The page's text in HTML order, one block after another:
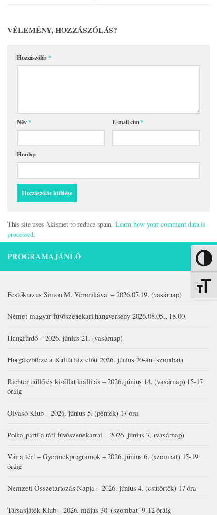
Nagy
VÉLEMÉNY, HOZZÁSZÓLÁS?
Hozzászólás*
Név* E-mail cím*
Honlap
This site uses Akismet to reduce spam. Learn how your comment data is
processed.
PROGRAMAJÁNLÓ
Festőkurzus Simon M. Veronikával – 2026.07.19. (vasárnap)
Német-magyar fúvószenekari hangverseny 2026.08.05., 18.00
Hangfürdő – 2026. június 21. (vasárnap)
Horgászbörze a Kultúrház előtt 2026. június 20-án (szombat)
Richter hüllő és kisállat kiállítás – 2026. június 14. (vasárnap) 15-17
óráig
Olvasó Klub – 2026. június 5. (péntek) 17 óra
Polka-parti a táti fúvószenekarral – 2026. június 7. (vasárnap)
Vár a tér! – Gyermekprogramok – 2026. június 6. (szombat) 15-19
óráig
Nemzeti Összetartozás Napja – 2026. június 4. (csütörtök) 17 óra
Társasjáték Klub – 2026. május 30. (szombat) 9-12 óráig